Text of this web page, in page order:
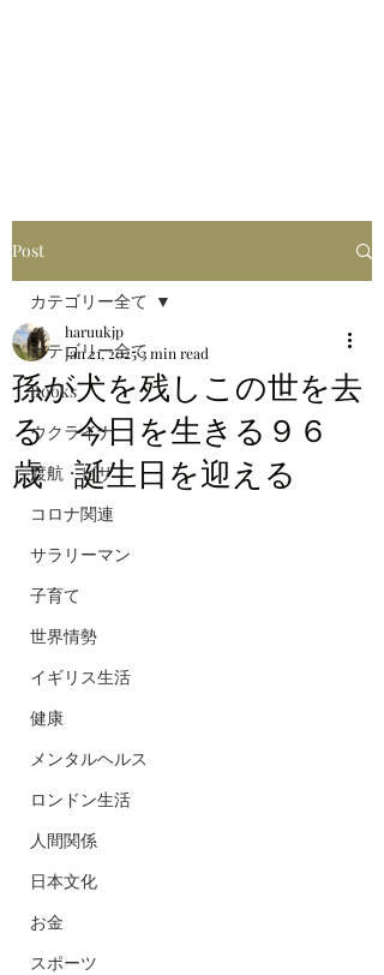
Post
カテゴリー全て
Books
ウクライナ
渡航・ビザ
コロナ関連
サラリーマン
子育て
世界情勢
イギリス生活
健康
メンタルヘルス
ロンドン生活
人間関係
日本文化
お金
スポーツ
カテゴリー全て
孫が犬を残しこの世を去
る 今日を生きる９６
歳 誕生日を迎える
haruukjp
Jan 21, 20253 min read